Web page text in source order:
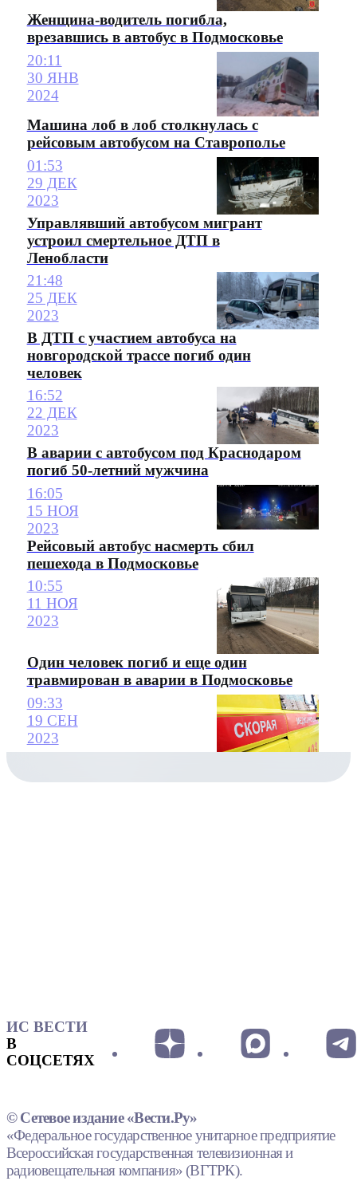
Женщина-водитель погибла,
врезавшись в автобус в Подмосковье
20:11
30 ЯНВ
2024
Машина лоб в лоб столкнулась с
рейсовым автобусом на Ставрополье
01:53
29 ДЕК
2023
Управлявший автобусом мигрант
устроил смертельное ДТП в
Ленобласти
21:48
25 ДЕК
2023
В ДТП с участием автобуса на
новгородской трассе погиб один
человек
16:52
22 ДЕК
2023
В аварии с автобусом под Краснодаром
погиб 50-летний мужчина
16:05
15 НОЯ
2023
Рейсовый автобус насмерть сбил
пешехода в Подмосковье
10:55
11 НОЯ
2023
Один человек погиб и еще один
травмирован в аварии в Подмосковье
09:33
19 СЕН
2023
ИС ВЕСТИ
В
СОЦСЕТЯХ
© Сетевое издание «Вести.Ру»
«Федеральное государственное унитарное предприятие
Всероссийская государственная телевизионная и
радиовещательная компания» (ВГТРК).